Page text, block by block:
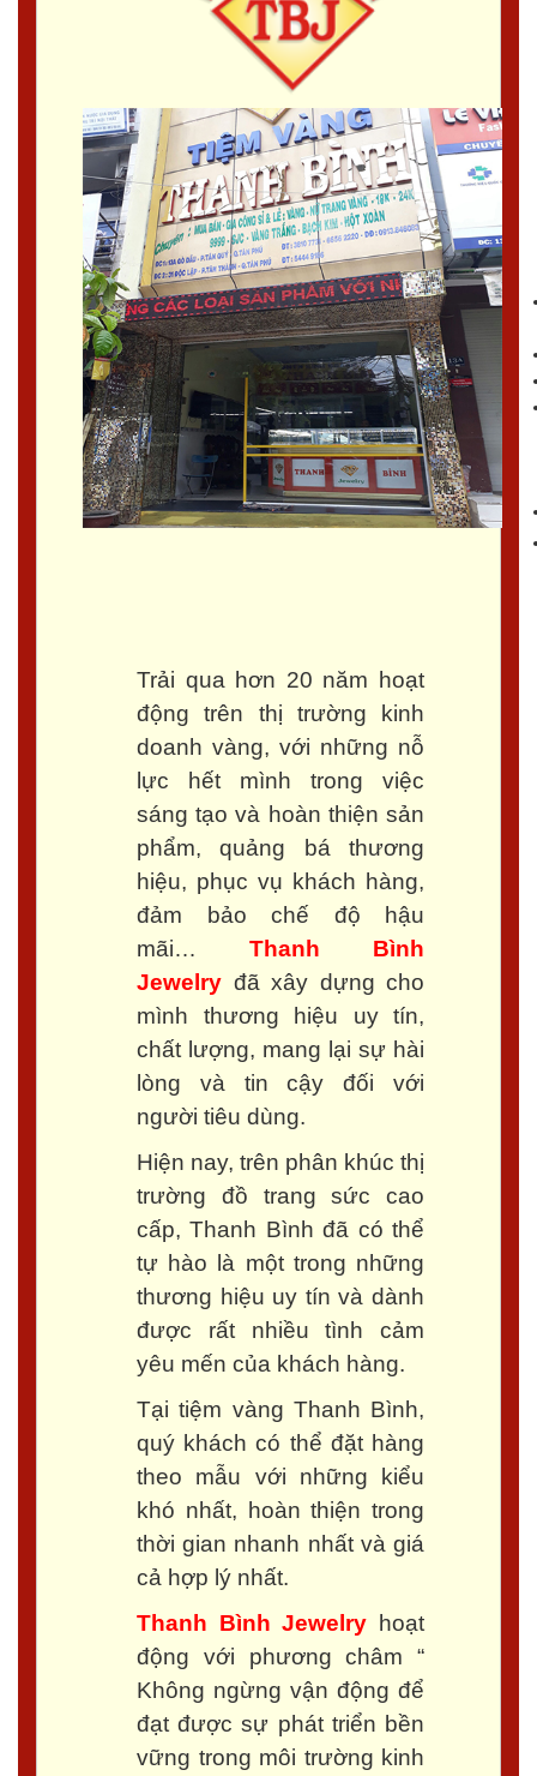
Trải qua hơn 20 năm hoạt
động trên thị trường kinh
doanh vàng, với những nỗ
lực hết mình trong việc
sáng tạo và hoàn thiện sản
phẩm, quảng bá thương
hiệu, phục vụ khách hàng,
đảm bảo chế độ hậu
mãi… Thanh Bình
Jewelry đã xây dựng cho
mình thương hiệu uy tín,
chất lượng, mang lại sự hài
lòng và tin cậy đối với
người tiêu dùng.
Hiện nay, trên phân khúc thị
trường đồ trang sức cao
cấp, Thanh Bình đã có thể
tự hào là một trong những
thương hiệu uy tín và dành
được rất nhiều tình cảm
yêu mến của khách hàng.
Tại tiệm vàng Thanh Bình,
quý khách có thể đặt hàng
theo mẫu với những kiểu
khó nhất, hoàn thiện trong
thời gian nhanh nhất và giá
cả hợp lý nhất.
Thanh Bình Jewelry hoạt
động với phương châm “
Không ngừng vận động để
đạt được sự phát triển bền
vững trong môi trường kinh